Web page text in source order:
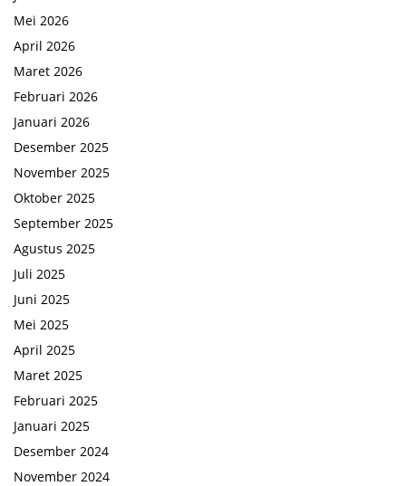
Mei 2026
April 2026
Maret 2026
Februari 2026
Januari 2026
Desember 2025
November 2025
Oktober 2025
September 2025
Agustus 2025
Juli 2025
Juni 2025
Mei 2025
April 2025
Maret 2025
Februari 2025
Januari 2025
Desember 2024
November 2024